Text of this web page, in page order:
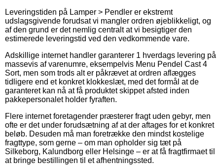
Leveringstiden på Lamper > Pendler er ekstremt
udslagsgivende forudsat vi mangler ordren øjeblikkeligt, og
af den grund er det nemlig centralt at vi besigtiger den
estimerede leveringstid ved den vedkommende vare.
Adskillige internet handler garanterer 1 hverdags levering på
massevis af varenumre, eksempelvis Menu Pendel Cast 4
Sort, men som trods alt er påkrævet at ordren aflægges
tidligere end et konkret klokkeslæt, med det formål at de
garanteret kan nå at få produktet skippet afsted inden
pakkepersonalet holder fyraften.
Flere internet foretagender præsterer fragt uden gebyr, men
ofte er det under forudsætning af at der aftages for et konkret
beløb. Desuden må man foretrække den mindst kostelige
fragttype, som gerne – om man opholder sig tæt på
Silkeborg, Kalundborg eller Helsinge – er at få fragtfirmaet til
at bringe bestillingen til et afhentningssted.